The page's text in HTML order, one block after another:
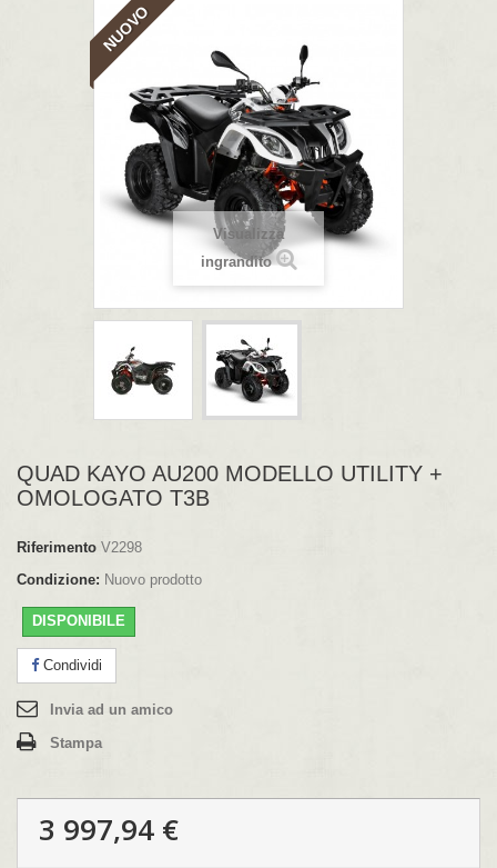
NUOVO
Visualizza
ingrandito
QUAD KAYO AU200 MODELLO UTILITY +
OMOLOGATO T3B
Riferimento V2298
Condizione: Nuovo prodotto
DISPONIBILE
Condividi
Invia ad un amico
Stampa
3 997,94 €